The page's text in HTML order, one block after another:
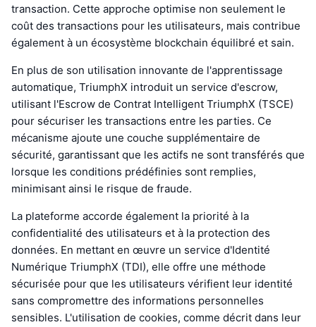
transaction. Cette approche optimise non seulement le
coût des transactions pour les utilisateurs, mais contribue
également à un écosystème blockchain équilibré et sain.
En plus de son utilisation innovante de l'apprentissage
automatique, TriumphX introduit un service d'escrow,
utilisant l'Escrow de Contrat Intelligent TriumphX (TSCE)
pour sécuriser les transactions entre les parties. Ce
mécanisme ajoute une couche supplémentaire de
sécurité, garantissant que les actifs ne sont transférés que
lorsque les conditions prédéfinies sont remplies,
minimisant ainsi le risque de fraude.
La plateforme accorde également la priorité à la
confidentialité des utilisateurs et à la protection des
données. En mettant en œuvre un service d'Identité
Numérique TriumphX (TDI), elle offre une méthode
sécurisée pour que les utilisateurs vérifient leur identité
sans compromettre des informations personnelles
sensibles. L'utilisation de cookies, comme décrit dans leur